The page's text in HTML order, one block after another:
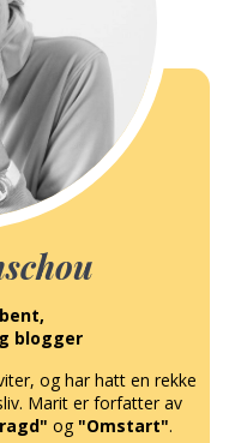
blogger
og har hatt en rekke
Marit er forfatter av
og "Omstart".